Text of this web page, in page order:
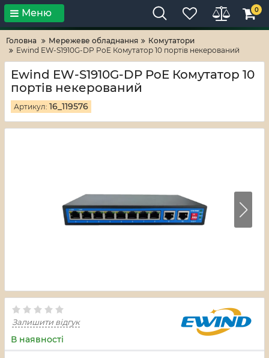
Тільки високі технології! RV-ZAFT
Меню 0
Головна Мережеве обладнання
Комутатори
Ewind EW-S1910G-DP PoE Комутатор 10 портів некерований
Ewind EW-S1910G-DP PoE Комутатор 10
портів некерований
Артикул: 16_119576
Залишити відгук
В наявності